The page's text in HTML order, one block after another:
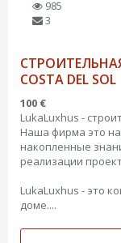
985
3
COSTA DEL SOL
100 €
LukaLuxhus -
Наша фирма это
накопленные
реализации
LukaLuxhus - это
доме....